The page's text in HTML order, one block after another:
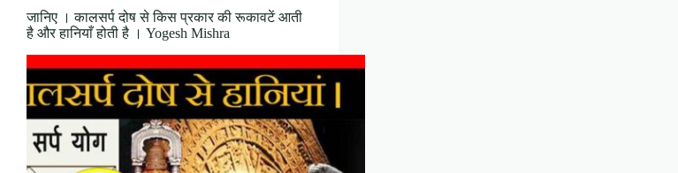
जानिए । कालसर्प दोष से किस प्रकार की रूकावटें आती
है और हानियाँ होती है । Yogesh Mishra